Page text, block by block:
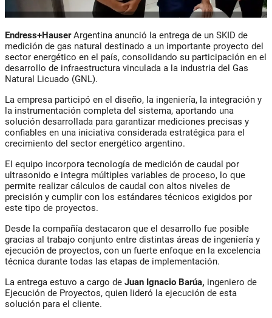
Endress+HauserArgentina anunció la entrega de un SKID de
medición de gas natural destinado a un importante proyecto del
sector energético en el país, consolidando su participación en el
desarrollo de infraestructura vinculada a la industria del Gas
Natural Licuado (GNL).
La empresa participó en el diseño, la ingeniería, la integración y
la instrumentación completa del sistema, aportando una
solución desarrollada para garantizar mediciones precisas y
confiables en una iniciativa considerada estratégica para el
crecimiento del sector energético argentino.
El equipo incorpora tecnología de medición de caudal por
ultrasonido e integra múltiples variables de proceso, lo que
permite realizar cálculos de caudal con altos niveles de
precisión y cumplir con los estándares técnicos exigidos por
este tipo de proyectos.
Desde la compañía destacaron que el desarrollo fue posible
gracias al trabajo conjunto entre distintas áreas de ingeniería y
ejecución de proyectos, con un fuerte enfoque en la excelencia
técnica durante todas las etapas de implementación.
La entrega estuvo a cargo de Juan Ignacio Barúa, ingeniero de
Ejecución de Proyectos, quien lideró la ejecución de esta
solución para el cliente.